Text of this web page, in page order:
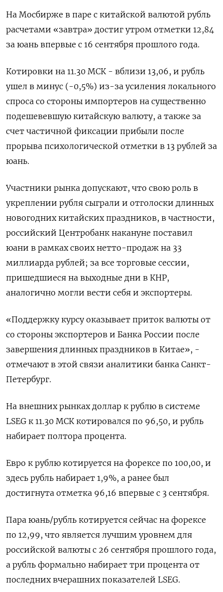
На Мосбирже в паре с китайской валютой рубль
расчетами «завтра» достиг утром отметки 12,84
за юань впервые с 16 сентября прошлого года.
Котировки на 11.30 МСК - вблизи 13,06, и рубль
ушел в минус (-0,5%) из-за усиления локального
спроса со стороны импортеров на существенно
подешевевшую китайскую валюту, а также за
счет частичной фиксации прибыли после
прорыва психологической отметки в 13 рублей за
юань.
Участники рынка допускают, что свою роль в
укреплении рубля сыграли и отголоски длинных
новогодних китайских праздников, в частности,
российский Центробанк накануне поставил
юани в рамках своих нетто-продаж на 33
миллиарда рублей; за все торговые сессии,
пришедшиеся на выходные дни в КНР,
аналогично могли вести себя и экспортеры.
«Поддержку курсу оказывает приток валюты от
со стороны экспортеров и Банка России после
завершения длинных праздников в Китае», -
отмечают в этой связи аналитики банка Санкт-
Петербург.
На внешних рынках доллар к рублю в системе
LSEG к 11.30 МСК котировался по 96,50, и рубль
набирает полтора процента.
Евро к рублю котируется на форексе по 100,00, и
здесь рубль набирает 1,9%, а ранее был
достигнута отметка 96,16 впервые с 3 сентября.
Пара юань/рубль котируется сейчас на форексе
по 12,99, что является лучшим уровнем для
российской валюты с 26 сентября прошлого года,
а рубль формально набирает три процента от
последних вчерашних показателей LSEG.